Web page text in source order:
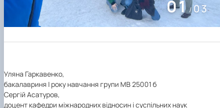
Уляна Гаркавенко,
бакалавриня І року навчання групи МВ 25001 б
доцент кафедри міжнародних відносин і суспільних наук